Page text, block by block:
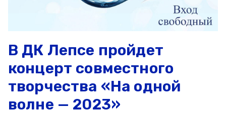
В ДК Лепсе пройдет
концерт совместного
творчества «На одной
волне — 2023»